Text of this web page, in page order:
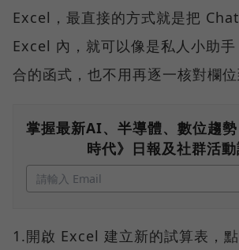
Excel，最直接的方式就是把
Excel 內，就可以像是私人小助
合的函式，也不用再逐一核對欄位
掌握最新AI、半導體、數位趨
時代》日報及社群活
1.開啟 Excel 建立新的試算表，